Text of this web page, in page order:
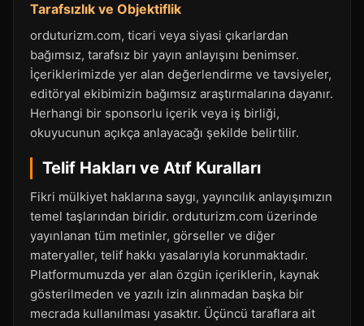
Tarafsızlık ve Objektiflik
orduturizm.com, ticari veya siyasi çıkarlardan
bağımsız, tarafsız bir yayın anlayışını benimser.
İçeriklerimizde yer alan değerlendirme ve tavsiyeler,
editöryal ekibimizin bağımsız araştırmalarına dayanır.
Herhangi bir sponsorlu içerik veya iş birliği,
okuyucunun açıkça anlayacağı şekilde belirtilir.
Telif Hakları ve Atıf Kuralları
Fikri mülkiyet haklarına saygı, yayıncılık anlayışımızın
temel taşlarından biridir. orduturizm.com üzerinde
yayınlanan tüm metinler, görseller ve diğer
materyaller, telif hakkı yasalarıyla korunmaktadır.
Platformumuzda yer alan özgün içeriklerin, kaynak
gösterilmeden ve yazılı izin alınmadan başka bir
mecrada kullanılması yasaktır. Üçüncü taraflara ait